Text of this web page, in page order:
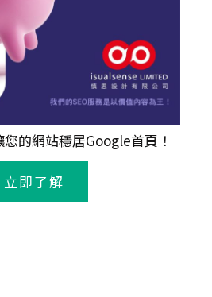
您的網站穩居Google首頁！
立即了解